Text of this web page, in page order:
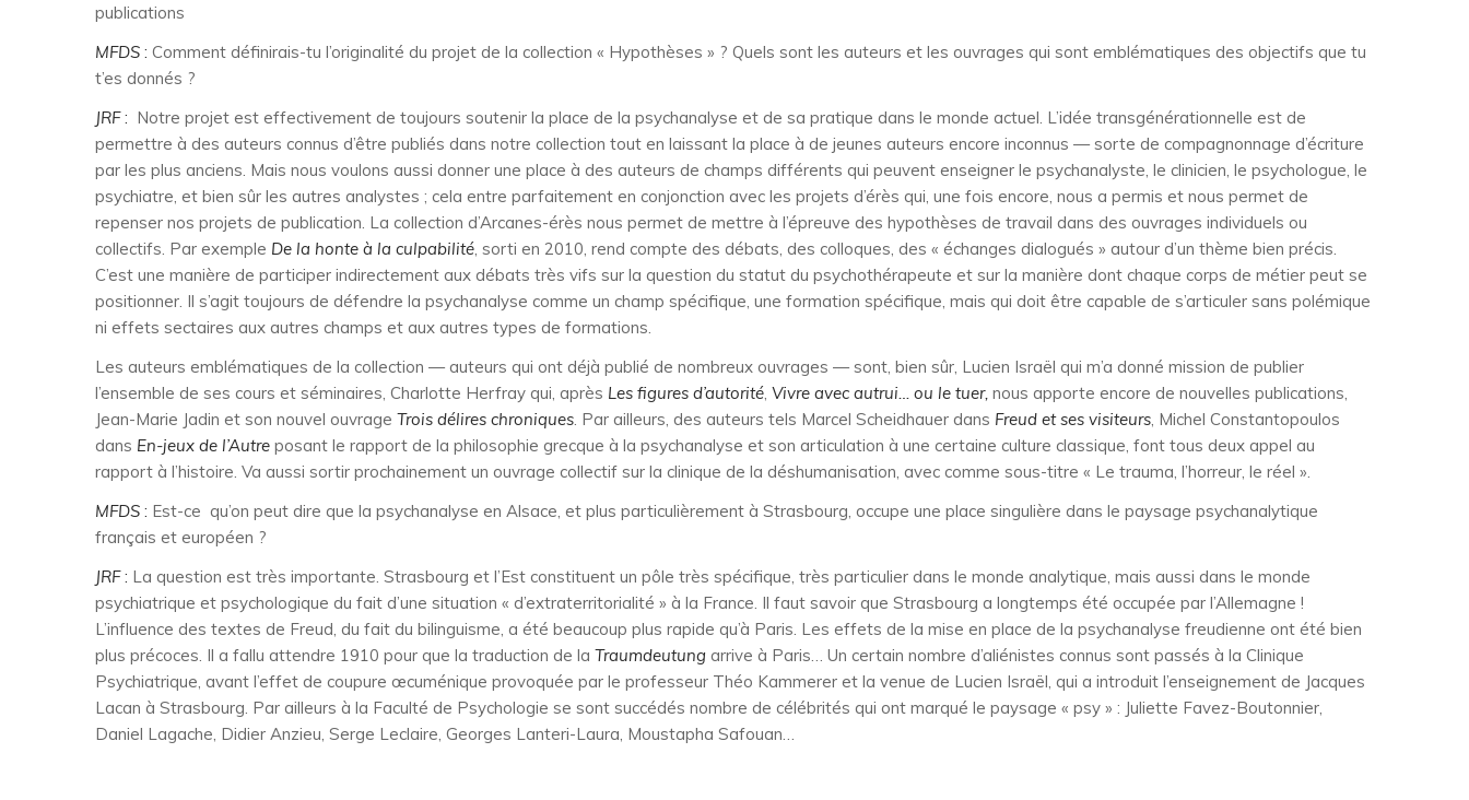
publications
MFDS : Comment définirais-tu l’originalité du projet de la collection « Hypothèses » ? Quels sont les auteurs et les ouvrages qui sont emblématiques des objectifs que tu
t’es donnés ?
JRF: Notre projet est effectivement de toujours soutenir la place de la psychanalyse et de sa pratique dans le monde actuel. L’idée transgénérationnelle est de
permettre à des auteurs connus d’être publiés dans notre collection tout en laissant la place à de jeunes auteurs encore inconnus — sorte de compagnonnage d’écriture
par les plus anciens. Mais nous voulons aussi donner une place à des auteurs de champs différents qui peuvent enseigner le psychanalyste, le clinicien, le psychologue, le
psychiatre, et bien sûr les autres analystes ; cela entre parfaitement en conjonction avec les projets d’érès qui, une fois encore, nous a permis et nous permet de
repenser nos projets de publication. La collection d’Arcanes-érès nous permet de mettre à l’épreuve des hypothèses de travail dans des ouvrages individuels ou
collectifs. Par exemple De la honte à la culpabilité , sorti en 2010, rend compte des débats, des colloques, des « échanges dialogués » autour d’un thème bien précis.
C’est une manière de participer indirectement aux débats très vifs sur la question du statut du psychothérapeute et sur la manière dont chaque corps de métier peut se
positionner. Il s’agit toujours de défendre la psychanalyse comme un champ spécifique, une formation spécifique, mais qui doit être capable de s’articuler sans polémique
ni effets sectaires aux autres champs et aux autres types de formations.
Les auteurs emblématiques de la collection — auteurs qui ont déjà publié de nombreux ouvrages — sont, bien sûr, Lucien Israël qui m’a donné mission de publier
l’ensemble de ses cours et séminaires, Charlotte Herfray qui, après Les figures d’autorité Vivre avec autrui… ou le tuer, nous apporte encore de nouvelles publications,
Jean-Marie Jadin et son nouvel ouvrage Trois délires chroniques . Par ailleurs, des auteurs tels Marcel Scheidhauer dans Freud et ses visiteurs , Michel Constantopoulos
dans En-jeux de l’Autre posant le rapport de la philosophie grecque à la psychanalyse et son articulation à une certaine culture classique, font tous deux appel au
rapport à l’histoire. Va aussi sortir prochainement un ouvrage collectif sur la clinique de la déshumanisation, avec comme sous-titre « Le trauma, l’horreur, le réel ».
MFDS : Est-ce qu’on peut dire que la psychanalyse en Alsace, et plus particulièrement à Strasbourg, occupe une place singulière dans le paysage psychanalytique
français et européen ?
JRF: La question est très importante. Strasbourg et l’Est constituent un pôle très spécifique, très particulier dans le monde analytique, mais aussi dans le monde
psychiatrique et psychologique du fait d’une situation « d’extraterritorialité » à la France. Il faut savoir que Strasbourg a longtemps été occupée par l’Allemagne !
L’influence des textes de Freud, du fait du bilinguisme, a été beaucoup plus rapide qu’à Paris. Les effets de la mise en place de la psychanalyse freudienne ont été bien
plus précoces. Il a fallu attendre 1910 pour que la traduction de la Traumdeutung arrive à Paris… Un certain nombre d’aliénistes connus sont passés à la Clinique
Psychiatrique, avant l’effet de coupure œcuménique provoquée par le professeur Théo Kammerer et la venue de Lucien Israël, qui a introduit l’enseignement de Jacques
Lacan à Strasbourg. Par ailleurs à la Faculté de Psychologie se sont succédés nombre de célébrités qui ont marqué le paysage « psy » : Juliette Favez-Boutonnier,
Daniel Lagache, Didier Anzieu, Serge Leclaire, Georges Lanteri-Laura, Moustapha Safouan…